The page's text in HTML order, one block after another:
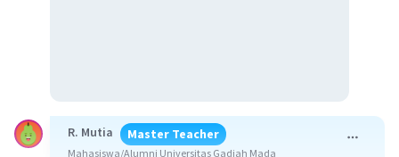
R. Mutia Master Teacher
Mahasiswa/Alumni Universitas Gadjah Mada